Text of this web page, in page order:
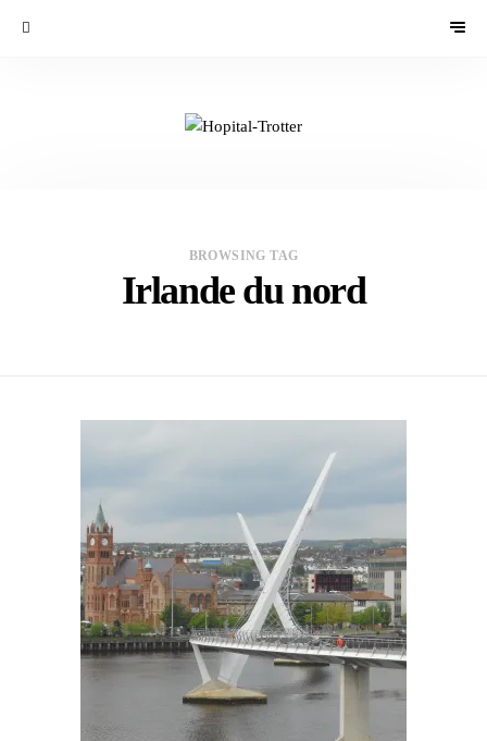
BROWSING TAG
Irlande du nord